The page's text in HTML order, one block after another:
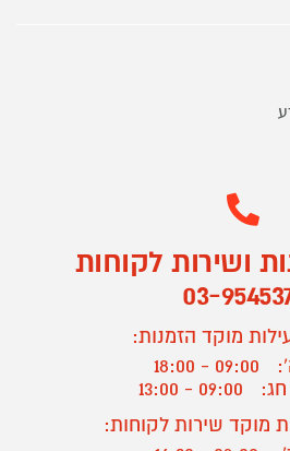
ושירות לקוחות
03-
מוקד הזמנות:
09:00 - 18:00
חג:
09:00 - 13:00
מוקד שירות לקוחות: